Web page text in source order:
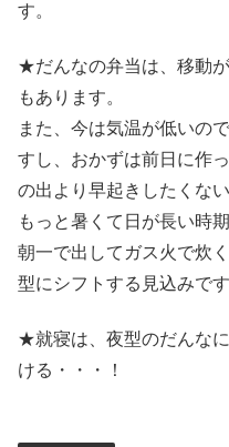
す。
★だんなの弁当は、移動
もあります。
また、今は気温が低いの
すし、おかずは前日に作
の出より早起きしたくない
もっと暑くて日が長い時
朝一で出してガス火で炊
型にシフトする見込みです
★就寝は、夜型のだんな
ける・・・！